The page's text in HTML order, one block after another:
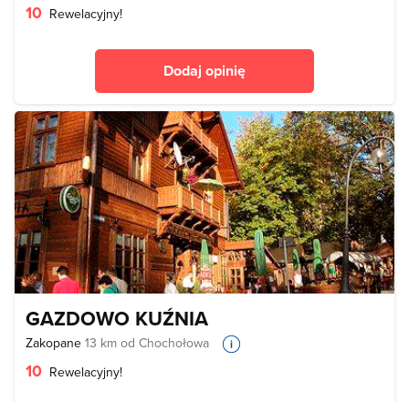
10 Rewelacyjny!
Dodaj opinię
GAZDOWO KUŹNIA
Zakopane 13 km od Chochołowa
10 Rewelacyjny!